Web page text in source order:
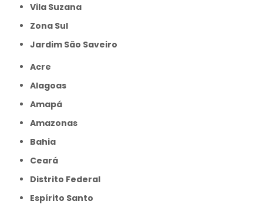
Vila Suzana
Zona Sul
jardim São Saveiro
Acre
Alagoas
Amapá
Amazonas
Bahia
Ceará
Distrito Federal
Espírito Santo